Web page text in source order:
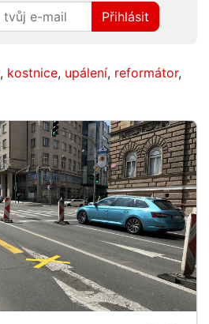
Přihlásit
, kostnice, upálení, reformátor,